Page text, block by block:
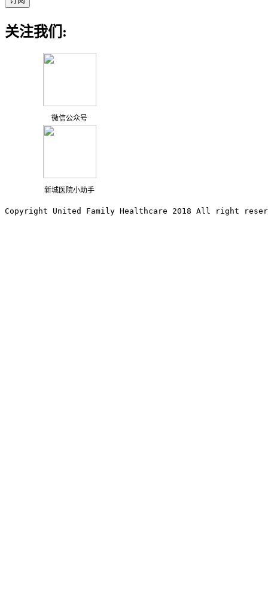
关注我们:
微信公众号
新城医院小助手
Copyright United Family Healthcare 2018 All right